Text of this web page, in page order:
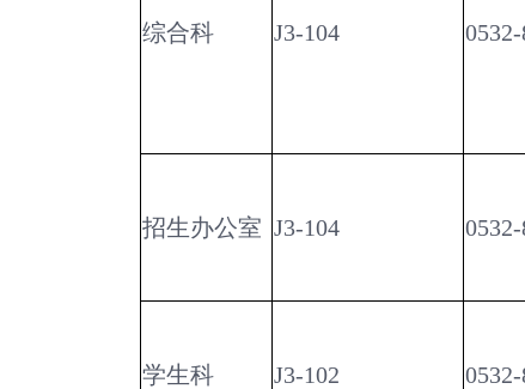
综合科 J3-104
招生办公室 J3-104
学生科 J3-102